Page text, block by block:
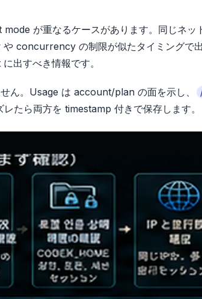
が重なるケースがあります。同じネッ
concurrency の制限が似たタイミングで
出すべき情報です。
ん。Usage は account/plan の面を示し、
たら両方を timestamp 付きで保存します。